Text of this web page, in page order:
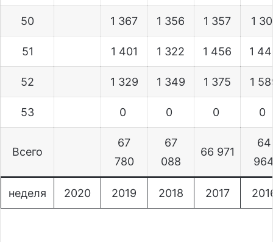
50 1 367 1 356 1 357 1
51 1 401 1 322 1 456 1
52 1 329 1 349 1 375 1
53 0 0 0 0
Всего
67
780
67
088
66 971
64
неделя 2020 2019 2018 2017